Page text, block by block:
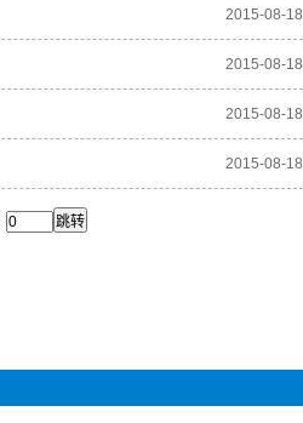
2015-08-18
2015-08-18
2015-08-18
2015-08-18